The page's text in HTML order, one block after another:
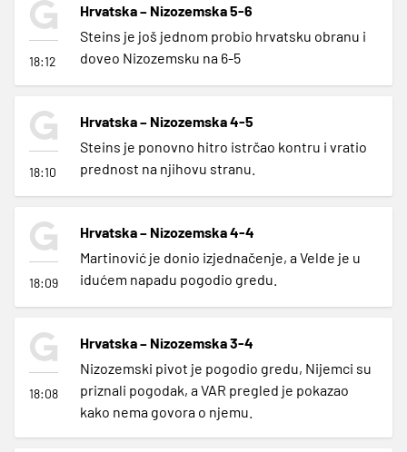
18:12
Hrvatska – Nizozemska 5-6
Steins je još jednom probio hrvatsku obranu i
doveo Nizozemsku na 6-5
18:10
Hrvatska – Nizozemska 4-5
Steins je ponovno hitro istrčao kontru i vratio
prednost na njihovu stranu.
18:09
Hrvatska – Nizozemska 4-4
Martinović je donio izjednačenje, a Velde je u
idućem napadu pogodio gredu.
18:08
Hrvatska – Nizozemska 3-4
Nizozemski pivot je pogodio gredu, Nijemci su
priznali pogodak, a VAR pregled je pokazao
kako nema govora o njemu.